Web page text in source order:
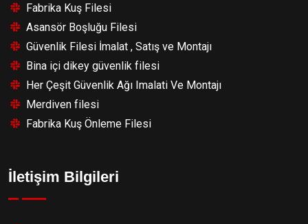
Fabrika Kuş Filesi
Asansör Boşluğu Filesi
Güvenlik Filesi İmalat , Satış ve Montajı
Bina içi dikey güvenlik filesi
Her Çeşit Güvenlik Ağı Imalati Ve Montajı
Merdiven filesi
Fabrika Kuş Önleme Filesi
İletişim Bilgileri